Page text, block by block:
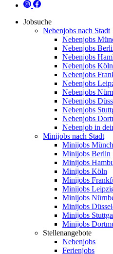
Jobsuche
Nebenjobs nach Stadt
Nebenjobs
Nebenjobs
Nebenjobs
Nebenjobs Köln
Nebenjobs
Nebenjobs
Nebenjobs
Nebenjobs
Nebenjobs
Nebenjobs
Nebenjob in
Minijobs nach Stadt
Minijobs
Minijobs Berlin
Minijobs
Minijobs Köln
Minijobs
Minijobs
Minijobs
Minijobs
Minijobs
Minijobs
Stellenangebote
Nebenjobs
Ferienjobs